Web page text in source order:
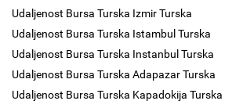
Udaljenost Bursa Turska Izmir Turska
Udaljenost Bursa Turska Istambul Turska
Udaljenost Bursa Turska Instanbul Turska
Udaljenost Bursa Turska Adapazar Turska
Udaljenost Bursa Turska Kapadokija Turska